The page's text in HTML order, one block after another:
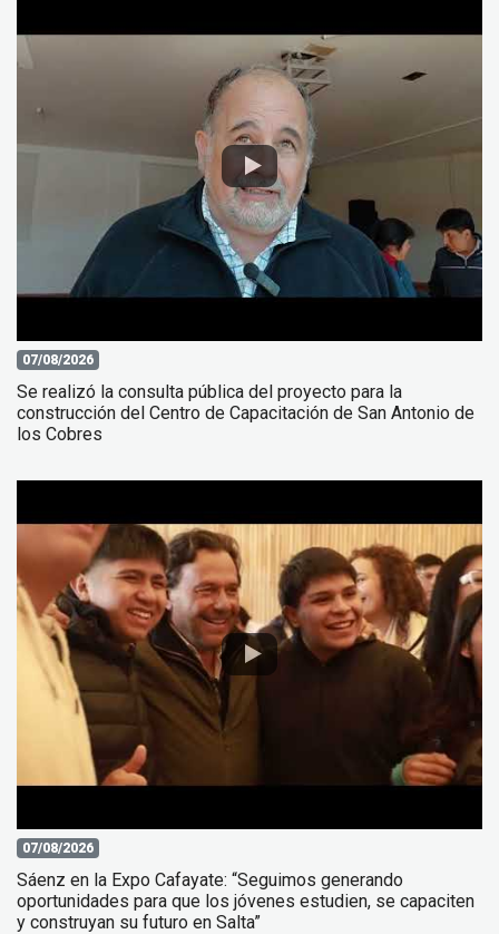
07/08/2026
Se realizó la consulta pública del proyecto para la
construcción del Centro de Capacitación de San Antonio de
los Cobres
07/08/2026
Sáenz en la Expo Cafayate: “Seguimos generando
oportunidades para que los jóvenes estudien, se capaciten
y construyan su futuro en Salta”